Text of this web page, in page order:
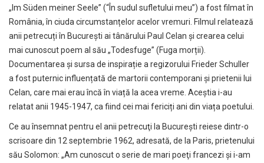
„Im Süden meiner Seele” (“În sudul sufletului meu”) a fost filmat în
România, în ciuda circumstanțelor acelor vremuri. Filmul relatează
anii petrecuți în București ai tânărului Paul Celan și crearea celui
mai cunoscut poem al său „Todesfuge” (Fuga morții).
Documentarea și sursa de inspirație a regizorului Frieder Schuller
a fost puternic influențată de martorii contemporani și prietenii lui
Celan, care mai erau încă în viață la acea vreme. Aceștia i-au
relatat anii 1945-1947, ca fiind cei mai fericiți ani din viața poetului.
Ce au însemnat pentru el anii petrecuţi la Bucureşti reiese dintr-o
scrisoare din 12 septembrie 1962, adresată, de la Paris, prietenului
său Solomon: „Am cunoscut o serie de mari poeţi francezi şi i-am